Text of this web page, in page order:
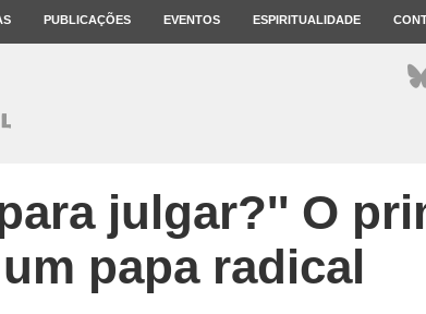
PUBLICAÇÕES EVENTOS ESPIRITUALIDADE
julgar?'' O
papa radical